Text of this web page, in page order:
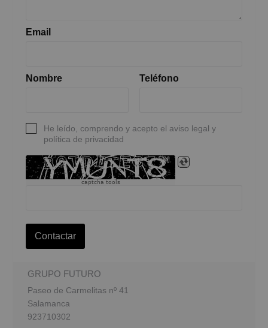
Email
Nombre Teléfono
He leído, comprendo y acepto el aviso legal y
política de privacidad
captcha tools
Contactar
GRUPO FUTURO
Paseo de Carmelitas nº 41
Salamanca
923710302